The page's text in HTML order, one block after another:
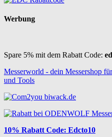
Werbung
Spare 5% mit dem Rabatt Code:
Messerworld - dein Messershop
und Tools
10% Rabatt Code: Edcto10